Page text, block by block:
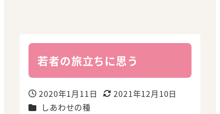
若者の旅立ちに思う
投稿日
2020年1月11日
更新日
2021年12月10日
カテゴリー
しあわせの種